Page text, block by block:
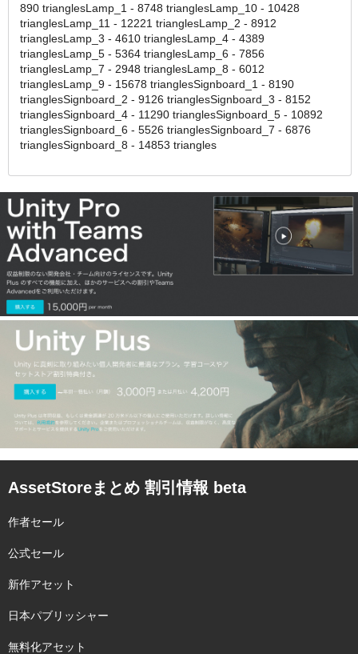
890 trianglesLamp_1 - 8748 trianglesLamp_10 - 10428
trianglesLamp_11 - 12221 trianglesLamp_2 - 8912
trianglesLamp_3 - 4610 trianglesLamp_4 - 4389
trianglesLamp_5 - 5364 trianglesLamp_6 - 7856
trianglesLamp_7 - 2948 trianglesLamp_8 - 6012
trianglesLamp_9 - 15678 trianglesSignboard_1 - 8190
trianglesSignboard_2 - 9126 trianglesSignboard_3 - 8152
trianglesSignboard_4 - 11290 trianglesSignboard_5 - 10892
trianglesSignboard_6 - 5526 trianglesSignboard_7 - 6876
trianglesSignboard_8 - 14853 triangles
AssetStoreまとめ 割引情報 beta
作者セール
公式セール
新作アセット
日本パブリッシャー
無料化アセット